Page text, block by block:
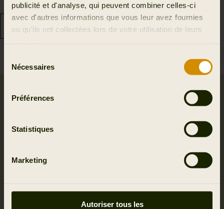
publicité et d'analyse, qui peuvent combiner celles-ci
avec d'autres informations que vous leur avez fournies
ou qu'ils ont collectées lors de votre utilisation de leurs
Nécessaires
Préférences
Statistiques
Marketing
Autoriser tous les
6colors 6colors